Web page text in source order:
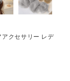
クセサリー レデ